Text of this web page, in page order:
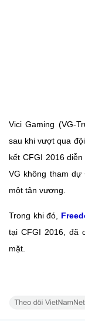
Vici Gaming (VG-
sau khi vượt qua
kết CFGI 2016
VG không tham dự
một tân vương.
Trong khi đó,
tại CFGI 2016, đã
mặt.